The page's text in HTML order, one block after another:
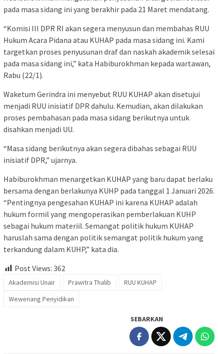
pada masa sidang ini yang berakhir pada 21 Maret mendatang.
“Komisi III DPR RI akan segera menyusun dan membahas RUU
Hukum Acara Pidana atau KUHAP pada masa sidang ini. Kami
targetkan proses penyusunan draf dan naskah akademik selesai
pada masa sidang ini,” kata Habiburokhman kepada wartawan,
Rabu (22/1).
Waketum Gerindra ini menyebut RUU KUHAP akan disetujui
menjadi RUU inisiatif DPR dahulu. Kemudian, akan dilakukan
proses pembahasan pada masa sidang berikutnya untuk
disahkan menjadi UU.
“Masa sidang berikutnya akan segera dibahas sebagai RUU
inisiatif DPR,” ujarnya.
Habiburokhman menargetkan KUHAP yang baru dapat berlaku
bersama dengan berlakunya KUHP pada tanggal 1 Januari 2026.
“Pentingnya pengesahan KUHAP ini karena KUHAP adalah
hukum formil yang mengoperasikan pemberlakuan KUHP
sebagai hukum materiil. Semangat politik hukum KUHAP
haruslah sama dengan politik semangat politik hukum yang
terkandung dalam KUHP,” kata dia.
Post Views: 362
Akademisi Unair Prawitra Thalib
RUU KUHAP
Wewenang Penyidikan
SEBARKAN